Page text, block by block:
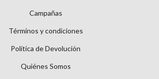
Campañas
Términos y condiciones
Política de Devolución
Quiénes Somos